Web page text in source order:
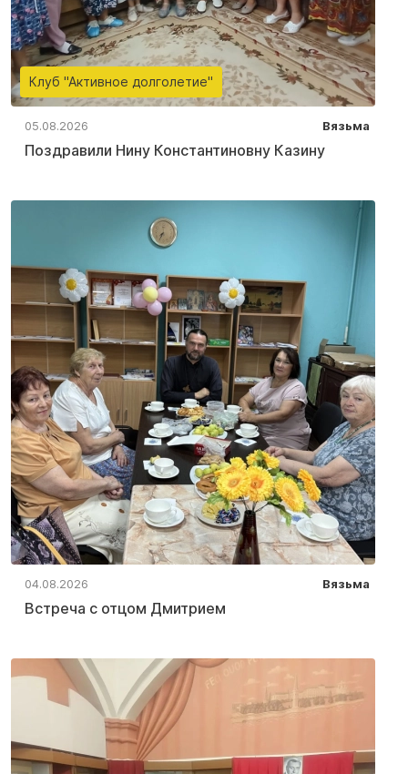
Клуб "Активное долголетие"
05.08.2026 Вязьма
Поздравили Нину Константиновну Казину
04.08.2026 Вязьма
Встреча с отцом Дмитрием